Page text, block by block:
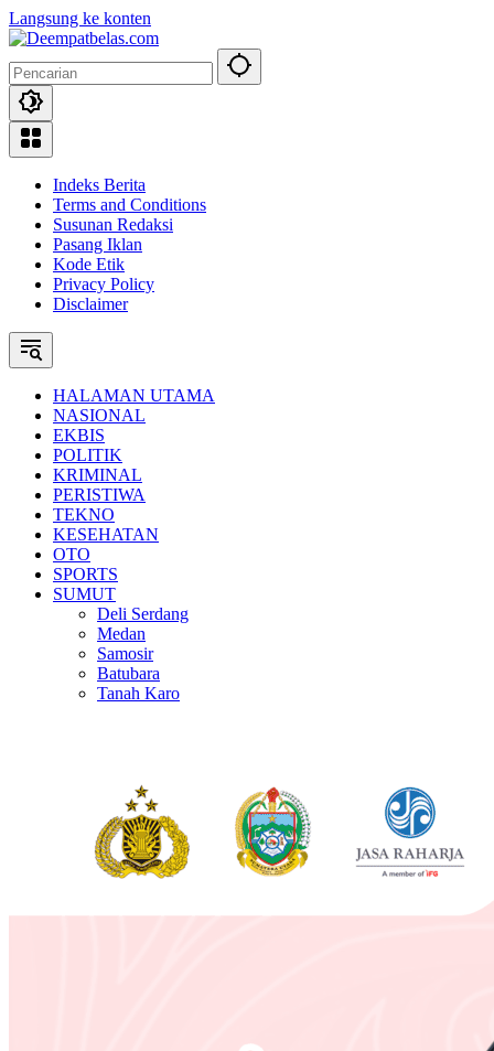
Langsung ke konten
Indeks Berita
Terms and Conditions
Susunan Redaksi
Pasang Iklan
Kode Etik
Privacy Policy
Disclaimer
HALAMAN UTAMA
NASIONAL
EKBIS
POLITIK
KRIMINAL
PERISTIWA
TEKNO
KESEHATAN
OTO
SPORTS
SUMUT
Deli Serdang
Medan
Samosir
Batubara
Tanah Karo